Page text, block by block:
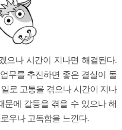
으나 시간이 지나면 해결된다.
무를 추진하면 좋은 결실이 돌
로 고통을 겪으나 시간이 지나
문에 갈등을 겪을 수 있으나 해
우나 고독함을 느낀다.